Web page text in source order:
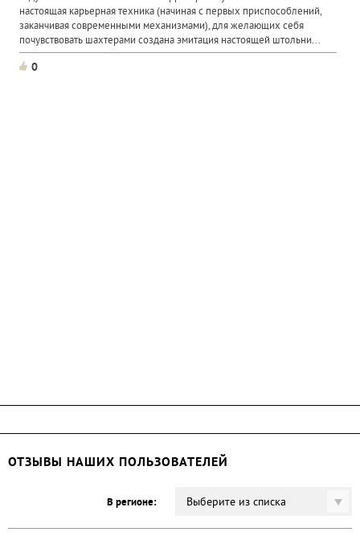
настоящая карьерная техника (начиная с первых приспособлений,
заканчивая современными механизмами), для желающих себя
почувствовать шахтерами создана эмитация настоящей штольни...
0
ОТЗЫВЫ НАШИХ ПОЛЬЗОВАТЕЛЕЙ
В регионе: Выберите из списка